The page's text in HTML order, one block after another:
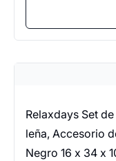
Relaxdays Set
leña, Accesorio
Negro 16 x 34 x